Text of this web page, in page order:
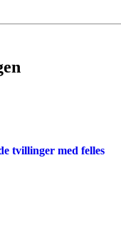
tvillinger med felles